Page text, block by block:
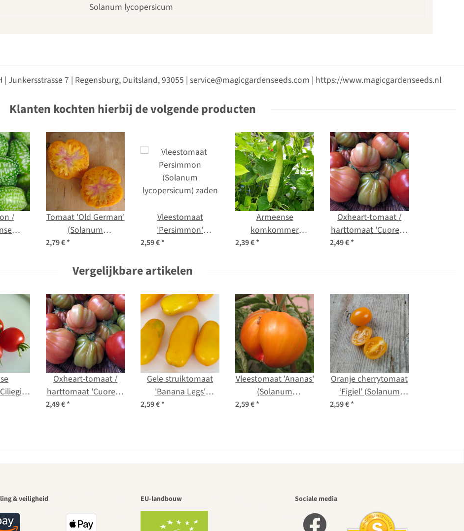
Solanum lycopersicum
Junkersstrasse 7 | Regensburg, Duitsland, 93055 | service@magicgardenseeds.com | https://www.magicgardenseeds.nl
Klanten kochten hierbij de volgende producten
/
Tomaat 'Old German'
(Solanum
lycopersicum) zaden
2,79 €*
Vleestomaat
'Persimmon'
(Solanum
2,59 €*
Armeense
komkommer
(Cucumis melo var.
2,39 €*
Oxheart-tomaat /
harttomaat 'Cuore di
bue' (Solanum
zaad
2,49 €*
Vergelijkbare artikelen
Oxheart-tomaat /
harttomaat 'Cuore di
bue' (Solanum
2,49 €*
Gele struiktomaat
'Banana Legs'
(Solanum
2,59 €*
Vleestomaat 'Ananas'
(Solanum
lycopersicum) zaad
2,59 €*
Oranje cherrytomaat
‘Figiel’ (Solanum
lycopersicum)
2,59 €*
van de mooiste
& veiligheid EU-landbouw Sociale media